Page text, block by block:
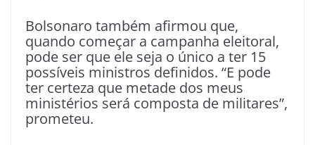
Bolsonaro também afirmou que,
quando começar a campanha eleitoral,
pode ser que ele seja o único a ter 15
possíveis ministros definidos. “E pode
ter certeza que metade dos meus
ministérios será composta de militares”,
prometeu.